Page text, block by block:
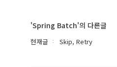
'Spring Batch'의 다른글
현재글 Skip, Retry